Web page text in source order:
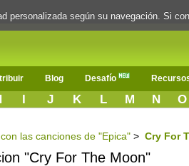
Blog Desafío
I J K L M N O
las canciones de "Epica" > Cry For
"Cry For The Moon"
personalizada según su navegación. Si